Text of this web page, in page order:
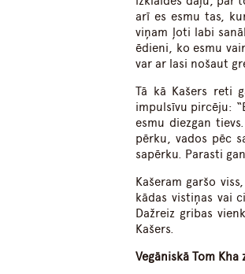
arī es esmu tas,
viņam ļoti labi
ēdieni, ko esmu
var ar lasi nošaut
Tā kā Kašers reti
impulsīvu pircēju:
esmu diezgan
pērku, vados pēc
sapērku. Parasti
Kašeram garšo
kādas vistiņas vai
Dažreiz gribas
Kašers.
Vegāniskā Tom